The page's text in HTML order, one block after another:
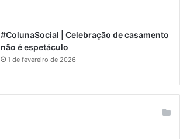
#ColunaSocial | Celebração de casamento
não é espetáculo
1 de fevereiro de 2026